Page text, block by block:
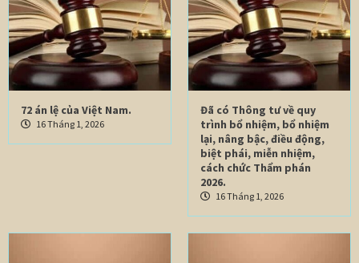
72 án lệ của Việt Nam.
16 Tháng 1, 2026
Đã có Thông tư về quy
trình bổ nhiệm, bổ nhiệm
lại, nâng bậc, điều động,
biệt phái, miễn nhiệm,
cách chức Thẩm phán
2026.
16 Tháng 1, 2026